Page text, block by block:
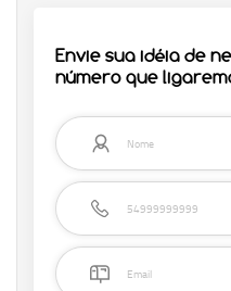
Envie sua idéia de
número que